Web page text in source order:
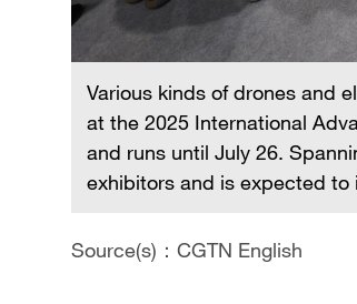
Various kinds of drones and
at the 2025 International
and runs until July 26.